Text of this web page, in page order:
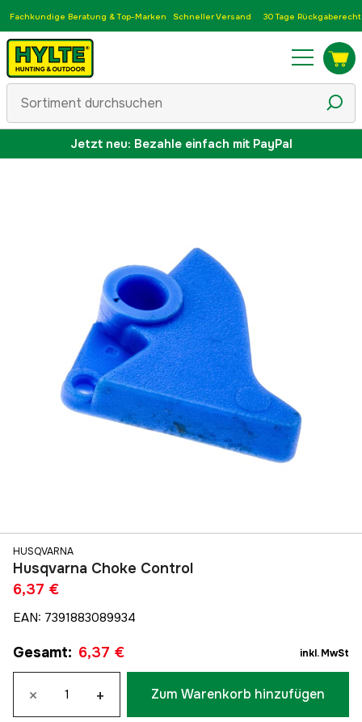
Fachkundige Beratung & Top-Marken Schneller Versand 30 Tage Rückgaberecht
Jetzt neu: Bezahle einfach mit PayPal
HUSQVARNA
Husqvarna Choke Control
6,37 €
EAN: 7391883089934
Gesamt: 6,37 € inkl. MwSt
× + Zum Warenkorb hinzufügen